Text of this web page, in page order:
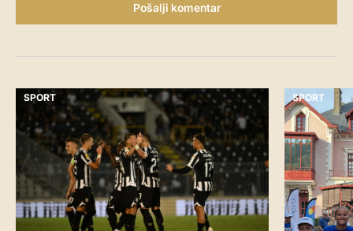
Pošalji komentar
SPORT SPORT